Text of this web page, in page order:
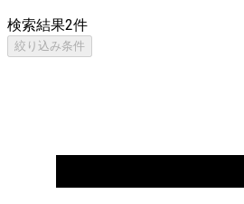
検索結果2件
絞り込み条件